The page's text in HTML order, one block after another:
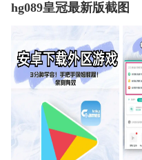
hg089皇冠最新版截图